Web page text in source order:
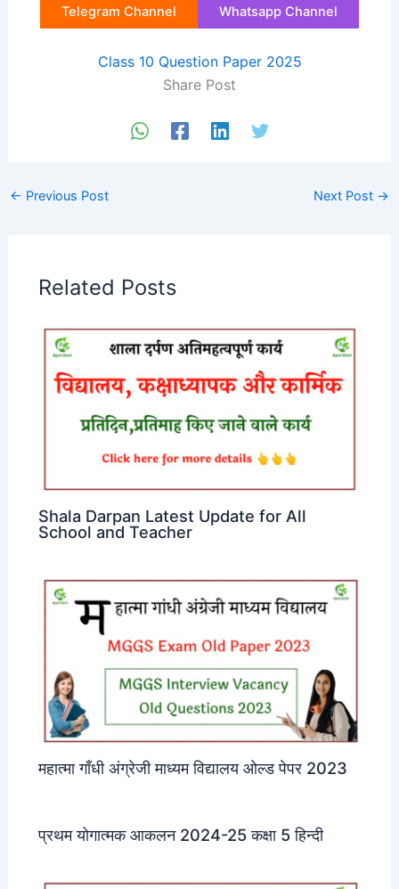
Telegram Channel Whatsapp Channel
Class 10 Question Paper 2025
Share Post
← Previous Post Next Post →
Related Posts
Shala Darpan Latest Update for All
School and Teacher
महात्मा गाँधी अंग्रेजी माध्यम विद्यालय ओल्ड पेपर 2023
प्रथम योगात्मक आकलन 2024-25 कक्षा 5 हिन्दी